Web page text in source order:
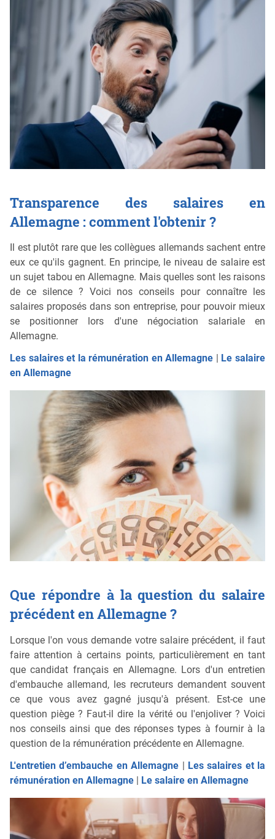
Transparence des salaires en
Allemagne : comment l'obtenir ?
Il est plutôt rare que les collègues allemands sachent entre
eux ce qu'ils gagnent. En principe, le niveau de salaire est
un sujet tabou en Allemagne. Mais quelles sont les raisons
de ce silence ? Voici nos conseils pour connaître les
salaires proposés dans son entreprise, pour pouvoir mieux
se positionner lors d'une négociation salariale en
Allemagne.
Les salaires et la rémunération en Allemagne
Le salaire
en Allemagne
Que répondre à la question du salaire
précédent en Allemagne ?
Lorsque l'on vous demande votre salaire précédent, il faut
faire attention à certains points, particulièrement en tant
que candidat français en Allemagne. Lors d'un entretien
d'embauche allemand, les recruteurs demandent souvent
ce que vous avez gagné jusqu'à présent. Est-ce une
question piège ? Faut-il dire la vérité ou l'enjoliver ? Voici
nos conseils ainsi que des réponses types à fournir à la
question de la rémunération précédente en Allemagne.
L'entretien d’embauche en Allemagne | Les salaires et la
rémunération en Allemagne | Le salaire en Allemagne